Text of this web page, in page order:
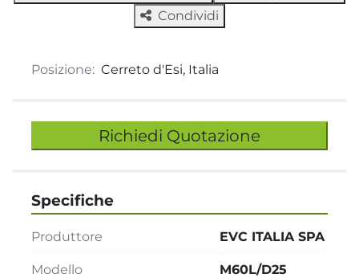
Condividi
Posizione: Cerreto d'Esi, Italia
Richiedi Quotazione
Specifiche
Produttore EVC ITALIA SPA
Modello M60L/D25